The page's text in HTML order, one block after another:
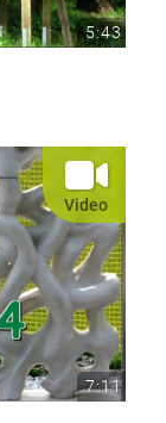
5:43
Video
7:11